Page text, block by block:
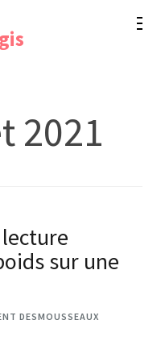
2021
sur une
DESMOUSSEAUX